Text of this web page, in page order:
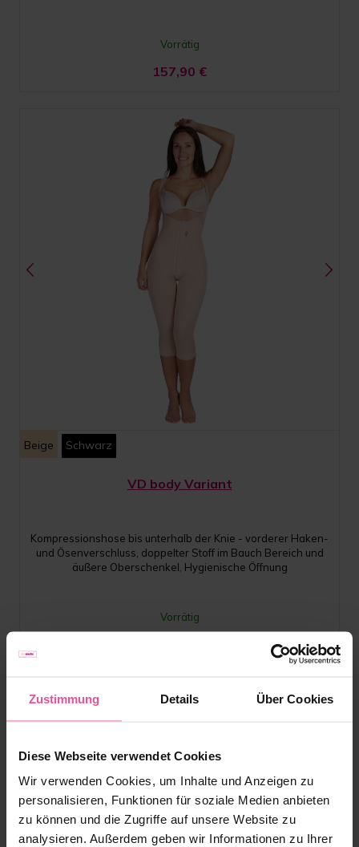
Zustimmung Details Über Cookies
Diese Webseite verwendet Cookies
Wir verwenden Cookies, um Inhalte und Anzeigen zu
personalisieren, Funktionen für soziale Medien anbieten
zu können und die Zugriffe auf unsere Website zu
analysieren. Außerdem geben wir Informationen zu Ihrer
Vorrätig
157,90 €
Beige Schwarz
VD body Variant
Kompressionshose bis unterhalb der Knie - vorderer Haken-
und Ösenverschluss, doppelter Stoff im Bauch Bereich und
äußere Oberschenkel, Hygienische Öffnung
Vorrätig